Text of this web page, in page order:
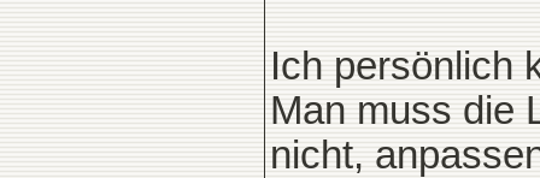
Ich persönlich
Man muss die
nicht,